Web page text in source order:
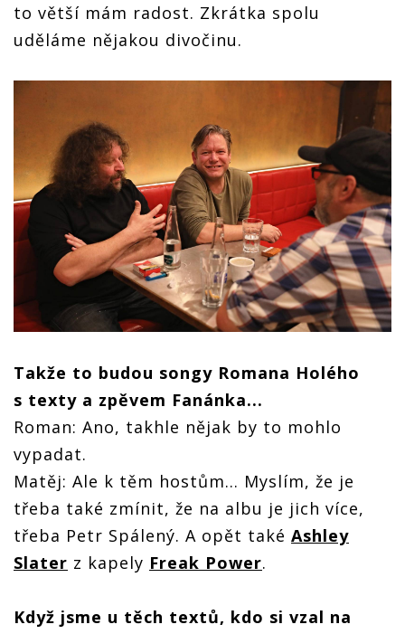
to větší mám radost. Zkrátka spolu
uděláme nějakou divočinu.
Takže to budou songy Romana Holého
s texty a zpěvem Fanánka...
Roman: Ano, takhle nějak by to mohlo
vypadat.
Matěj: Ale k těm hostům… Myslím, že je
třeba také zmínit, že na albu je jich více,
třeba Petr Spálený. A opět také Ashley
Slater z kapely Freak Power.
Když jsme u těch textů, kdo si vzal na